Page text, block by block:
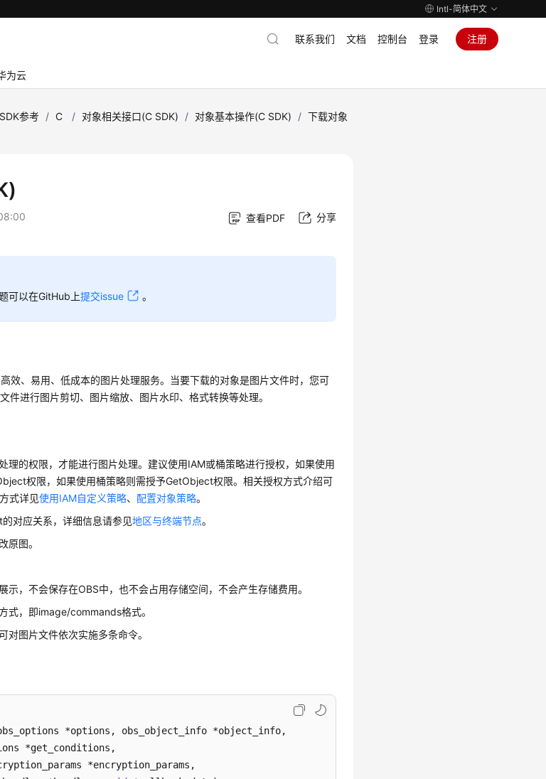
Intl-简体中文
为云
联系我们 文档 控制台 登录 注册
SDK参考 / C / 对象相关接口(C SDK) / 对象基本操作(C SDK) / 下载对象
查看PDF 分享
可以在GitHub上提交issue 。
效、易用、低成本的图片处理服务。当要下载的对象是图片文件时，您可
件进行图片剪切、图片缩放、图片水印、格式转换等处理。
理的权限，才能进行图片处理。建议使用IAM或桶策略进行授权，如果使用
权限，如果使用桶策略则需授予GetObject权限。相关授权方式介绍可
式详见使用IAM自定义策略、配置对象策略。
对应关系，详细信息请参见地区与终端节点。
原图。
示，不会保存在OBS中，也不会占用存储空间，不会产生存储费用。
式，即image/commands格式。
对图片文件依次实施多条命令。
*options, obs_object_info *object_info,